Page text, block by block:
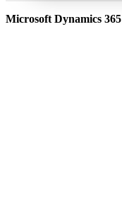
Microsoft Dynamics 365